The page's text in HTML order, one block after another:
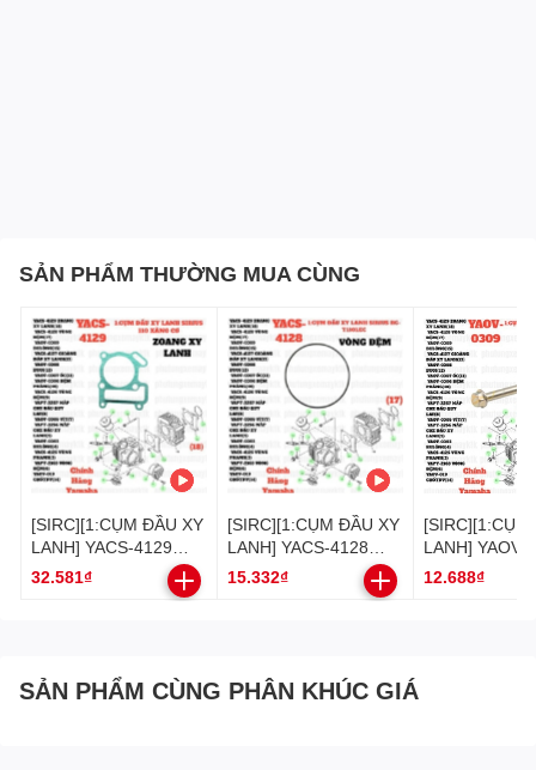
SẢN PHẨM THƯỜNG MUA CÙNG
[SIRC][1:CỤM ĐẦU XY
LANH] YACS-4129
ZOANG XY LANH
SIRIUS RC-T110LE
32.581₫
[SIRC][1:CỤM ĐẦU XY
LANH] YACS-4128
VÒNG ĐỆM SIRIUS
15.332₫
[SIRC][1:CỤM
LANH] YAOV-
BULÔNG
12.688₫
SẢN PHẨM CÙNG PHÂN KHÚC GIÁ